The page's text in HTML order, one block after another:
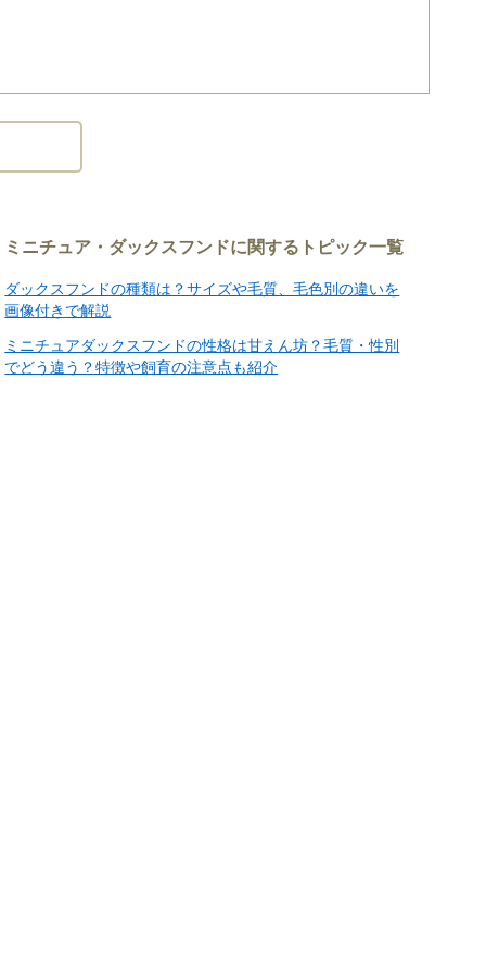
年6月1日より改正された動物愛護管理法第21条の4に
た上、お迎えいただきますよう、お願いいたします。
ミニチュア・ダックスフンドに関するトピック一覧
ダックスフンドの種類は？サイズや毛質、毛色別の違いを
画像付きで解説
ミニチュアダックスフンドの性格は甘えん坊？毛質・性別
でどう違う？特徴や飼育の注意点も紹介